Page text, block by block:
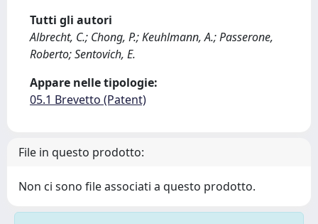
Tutti gli autori
Albrecht, C.; Chong, P.; Keuhlmann, A.; Passerone,
Roberto; Sentovich, E.
Appare nelle tipologie:
05.1 Brevetto (Patent)
File in questo prodotto:
Non ci sono file associati a questo prodotto.